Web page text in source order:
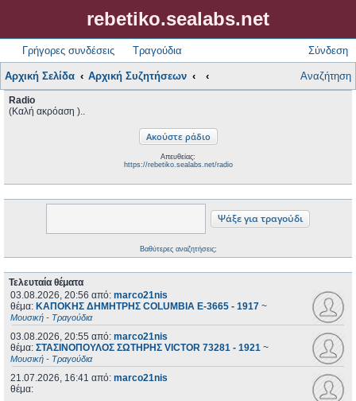
rebetiko.sealabs.net
Γρήγορες συνδέσεις Τραγούδια Σύνδεση
Αρχική Σελίδα Αρχική Συζητήσεων Αναζήτηση
Radio
(Καλή ακρόαση )..
Απευθείας:
https://rebetiko.sealabs.net/radio
Βαθύτερες αναζητήσεις;
Τελευταία θέματα
03.08.2026, 20:56 από: marco21nis
θέμα: ΚΑΠΟΚΗΣ ΔΗΜΗΤΡΗΣ COLUMBIA E-3665 - 1917 ~
Μουσική - Τραγούδια
03.08.2026, 20:55 από: marco21nis
θέμα: ΣΤΑΣΙΝΟΠΟΥΛΟΣ ΣΩΤΗΡΗΣ VICTOR 73281 - 1921 ~
Μουσική - Τραγούδια
21.07.2026, 16:41 από: marco21nis
θέμα: